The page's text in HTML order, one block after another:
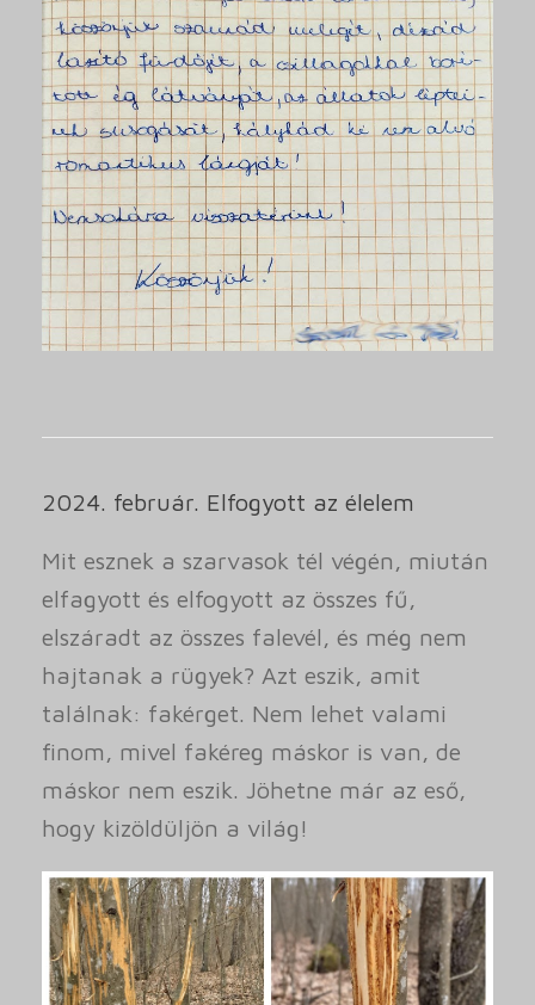
2024. február. Elfogyott az élelem
Mit esznek a szarvasok tél végén, miután
elfagyott és elfogyott az összes fű,
elszáradt az összes falevél, és még nem
hajtanak a rügyek? Azt eszik, amit
találnak: fakérget. Nem lehet valami
finom, mivel fakéreg máskor is van, de
máskor nem eszik. Jöhetne már az eső,
hogy kizöldüljön a világ!